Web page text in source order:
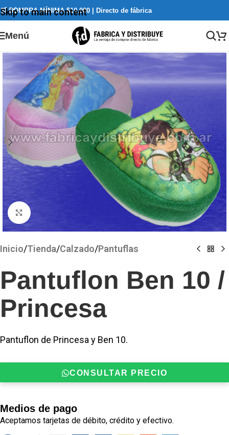
Skip to main content
🛒 COMPRA MÍNIMA $10.000 | Directo de fábrica
Menú
Clickee para agrandar
Inicio/Tienda/Calzado/Pantuflas
Pantuflon Ben 10 /
Princesa
Pantuflon de Princesa y Ben 10.
CONSULTAR PRECIO
Medios de pago
Aceptamos tarjetas de débito, crédito y efectivo.